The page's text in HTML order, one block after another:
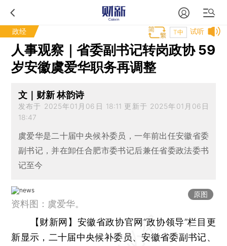
政经 试听
T中
人事观察｜省委副书记转岗政协 59
岁安徽虞爱华职务再调整
文｜财新 林韵诗
发布于 2025年01月06日 18:11 更新于 2025年01月06日
18:47
虞爱华是二十届中央候补委员，一年前出任安徽省委
副书记，并在卸任合肥市委书记后兼任省委政法委书
记至今
原图
资料图：虞爱华。
【财新网】 安徽省政协官网“政协领导”栏目更
新显示，二十届中央候补委员、安徽省委副书记、